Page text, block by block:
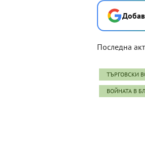
Последна
ТЪРГОВСКИ
ВОЙНАТА В